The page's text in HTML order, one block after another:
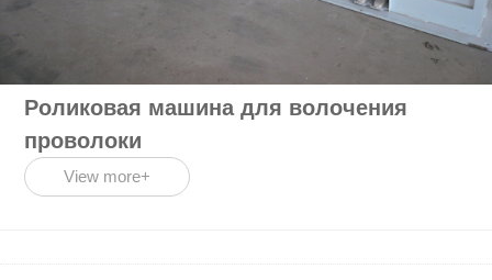
Роликовая машина для волочения
проволоки
View more+